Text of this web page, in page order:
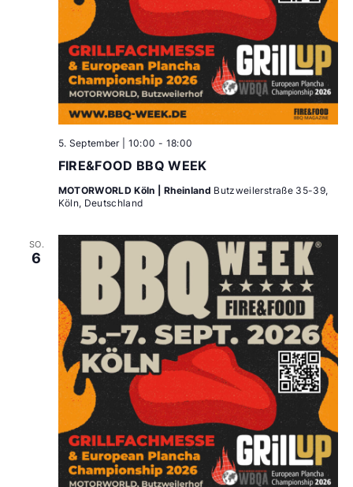
FIRE&FOOD BBQ WEEK
5. September | 10:00 - 18:00
MOTORWORLD Köln | Rheinland Butzweilerstraße 35-39,
Köln, Deutschland
SO.
6